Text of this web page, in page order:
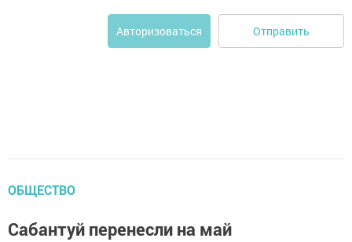
Авторизоваться Отправить
ОБЩЕСТВО
Сабантуй перенесли на май